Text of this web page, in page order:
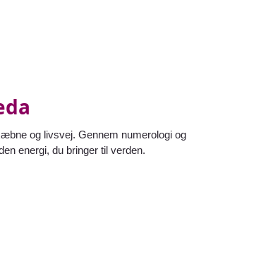
og livsvej. Gennem numerologi og
energi, du bringer til verden.